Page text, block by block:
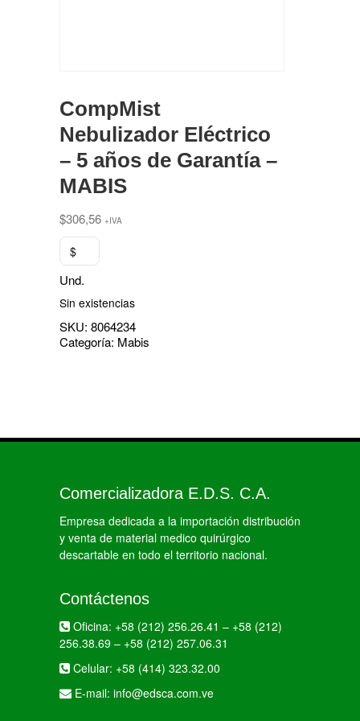
CompMist
Nebulizador Eléctrico
– 5 años de Garantía –
MABIS
$306,56 +IVA
$
Und.
Sin existencias
SKU: 8064234
Categoría: Mabis
Comercializadora E.D.S. C.A.
Empresa dedicada a la importación distribución
y venta de material medico quirúrgico
descartable en todo el territorio nacional.
Contáctenos
Oficina: +58 (212) 256.26.41 – +58 (212)
256.38.69 – +58 (212) 257.06.31
Celular: +58 (414) 323.32.00
E-mail: info@edsca.com.ve